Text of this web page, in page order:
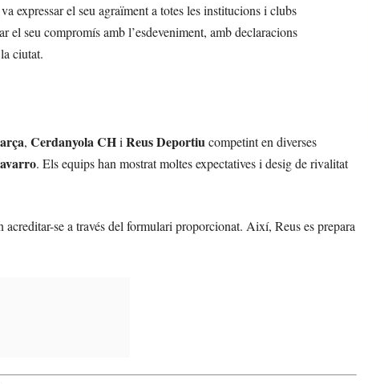
expressar el seu agraïment a totes les institucions i clubs
seu compromís amb l’esdeveniment, amb declaracions
ciutat.
, Cerdanyola CHi Reus Deportiu competint en diverses
. Els equips han mostrat moltes expectatives i desig de rivalitat
se a través del formulari proporcionat. Així, Reus es prepara